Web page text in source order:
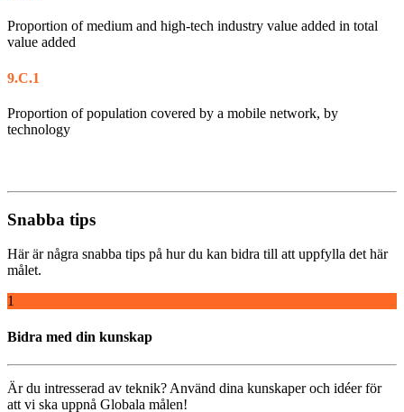
Proportion of medium and high-tech industry value added in total
value added
9.C.1
Proportion of population covered by a mobile network, by
technology
Snabba tips
Här är några snabba tips på hur du kan bidra till att uppfylla det här
målet.
1
Bidra med din kunskap
Är du intresserad av teknik? Använd dina kunskaper och idéer för
att vi ska uppnå Globala målen!